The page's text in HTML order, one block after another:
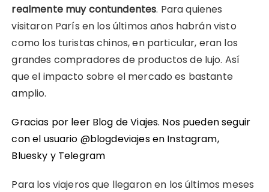
realmente muy contundentes. Para quienes
visitaron París en los últimos años habrán visto
como los turistas chinos, en particular, eran los
grandes compradores de productos de lujo. Así
que el impacto sobre el mercado es bastante
amplio.
Gracias por leer Blog de Viajes. Nos pueden seguir
con el usuario @blogdeviajes en Instagram,
Bluesky y Telegram
Para los viajeros que llegaron en los últimos meses